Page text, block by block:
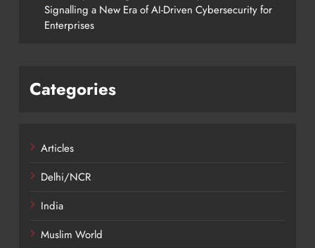
Signalling a New Era of AI-Driven Cybersecurity for
Enterprises
Categories
Articles
Delhi/NCR
India
Muslim World